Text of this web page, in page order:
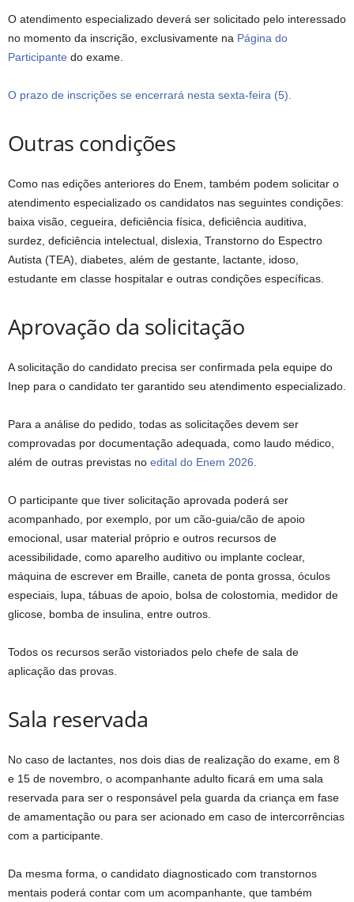
O atendimento especializado deverá ser solicitado pelo interessado
no momento da inscrição, exclusivamente na Página do
Participante do exame.
O prazo de inscrições se encerrará nesta sexta-feira (5).
Outras condições
Como nas edições anteriores do Enem, também podem solicitar o
atendimento especializado os candidatos nas seguintes condições:
baixa visão, cegueira, deficiência física, deficiência auditiva,
surdez, deficiência intelectual, dislexia, Transtorno do Espectro
Autista (TEA), diabetes, além de gestante, lactante, idoso,
estudante em classe hospitalar e outras condições específicas.
Aprovação da solicitação
A solicitação do candidato precisa ser confirmada pela equipe do
Inep para o candidato ter garantido seu atendimento especializado.
Para a análise do pedido, todas as solicitações devem ser
comprovadas por documentação adequada, como laudo médico,
além de outras previstas no edital do Enem 2026
O participante que tiver solicitação aprovada poderá ser
acompanhado, por exemplo, por um cão-guia/cão de apoio
emocional, usar material próprio e outros recursos de
acessibilidade, como aparelho auditivo ou implante coclear,
máquina de escrever em Braille, caneta de ponta grossa, óculos
especiais, lupa, tábuas de apoio, bolsa de colostomia, medidor de
glicose, bomba de insulina, entre outros.
Todos os recursos serão vistoriados pelo chefe de sala de
aplicação das provas.
Sala reservada
No caso de lactantes, nos dois dias de realização do exame, em 8
e 15 de novembro, o acompanhante adulto ficará em uma sala
reservada para ser o responsável pela guarda da criança em fase
de amamentação ou para ser acionado em caso de intercorrências
com a participante.
Da mesma forma, o candidato diagnosticado com transtornos
mentais poderá contar com um acompanhante, que também